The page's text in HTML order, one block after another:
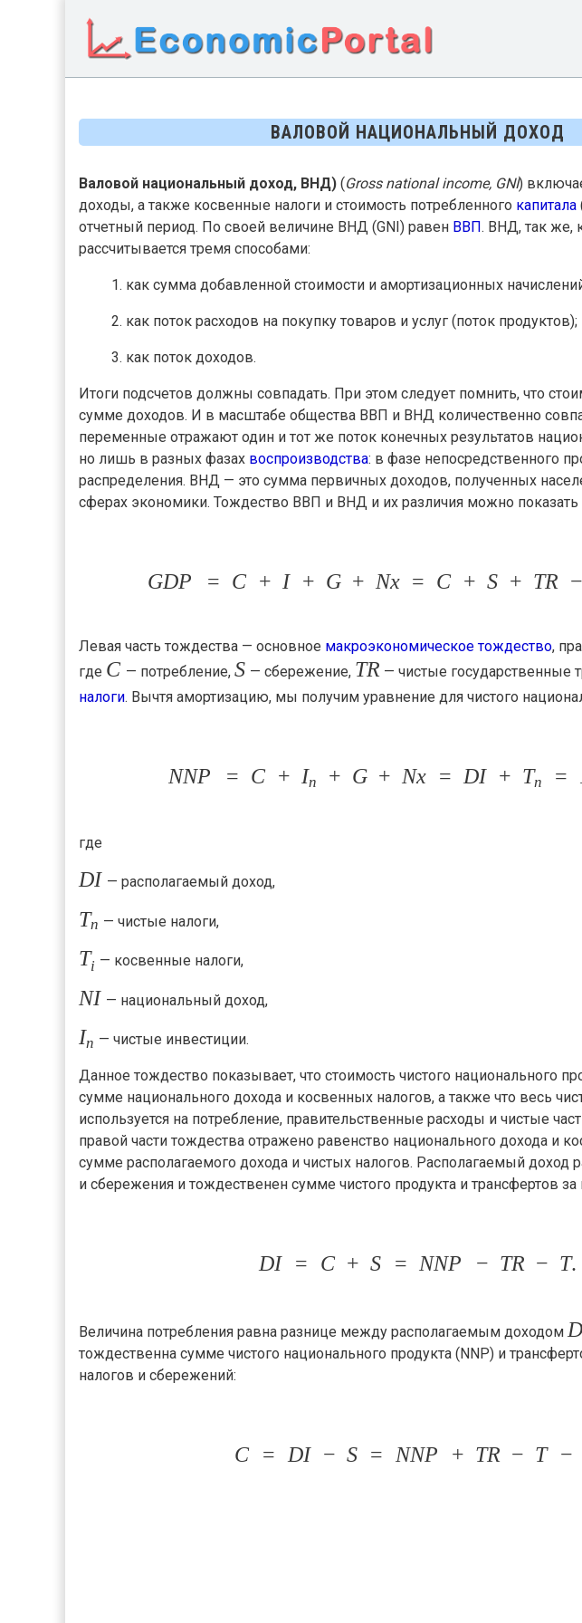
ВАЛОВОЙ НАЦИОНАЛЬНЫЙ ДОХОД
Валовой национальный доход, ВНД) (Gross national income, GNI)
доходы, а также косвенные налоги и стоимость потребленного капитала
отчетный период. По своей величине ВНД (GNI) равен ВВП. ВНД, так же,
рассчитывается тремя способами:
как сумма добавленной стоимости и амортизационных
как поток расходов на покупку товаров и услуг (поток продуктов);
как поток доходов.
Итоги подсчетов должны совпадать. При этом следует помнить, что
сумме доходов. И в масштабе общества ВВП и ВНД количественно
переменные отражают один и тот же поток конечных результатов
но лишь в разных фазах воспроизводства: в фазе непосредственного
распределения. ВНД — это сумма первичных доходов, полученных
сферах экономики. Тождество ВВП и ВНД и их различия можно
GDP = C + I + G + Nx = C + S + TR −
Левая часть тождества — основное макроэкономическое тождество,
где C — потребление, S — сбережение, TR — чистые государственные
налоги. Вычтя амортизацию, мы получим уравнение для чистого
NNP = C + In + G + Nx = DI + Tn =
где
DI — располагаемый доход,
Tn — чистые налоги,
Ti — косвенные налоги,
NI — национальный доход,
In — чистые инвестиции.
Данное тождество показывает, что стоимость чистого национального
сумме национального дохода и косвенных налогов, а также что весь
используется на потребление, правительственные расходы и чистые
правой части тождества отражено равенство национального дохода и
сумме располагаемого дохода и чистых налогов. Располагаемый доход
и сбережения и тождественен сумме чистого продукта и трансфертов
DI = C + S = NNP − TR − T.
Величина потребления равна разнице между располагаемым доходомD
тождественна сумме чистого национального продукта (NNP) и
налогов и сбережений:
C = DI − S = NNP + TR − T −